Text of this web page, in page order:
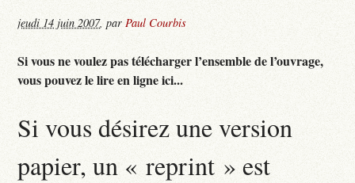
jeudi 14 juin 2007,parPaul Courbis
Si vous ne voulez pas télécharger l’ensemble de l’ouvrage,
vous pouvez le lire en ligne ici...
Si vous désirez une version
papier, un « reprint » est